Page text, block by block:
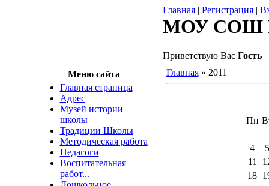
Главная| Регистрация|
МОУ СОШ
Приветствую Вас Гость
Меню сайта
Главная страница
Адрес
Музей истории
школы
Традиции Школы
Методическая работа
Педагоги
Воспитательная
работ...
Главная» 2011
Пн
4
5
11
18